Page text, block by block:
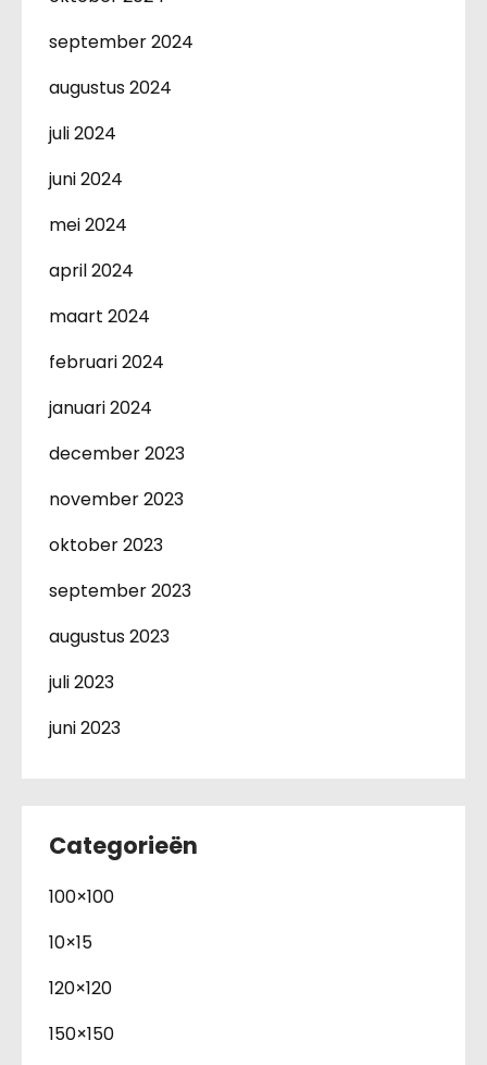
september 2024
augustus 2024
juli 2024
juni 2024
mei 2024
april 2024
maart 2024
februari 2024
januari 2024
december 2023
november 2023
oktober 2023
september 2023
augustus 2023
juli 2023
juni 2023
Categorieën
100×100
10×15
120×120
150×150